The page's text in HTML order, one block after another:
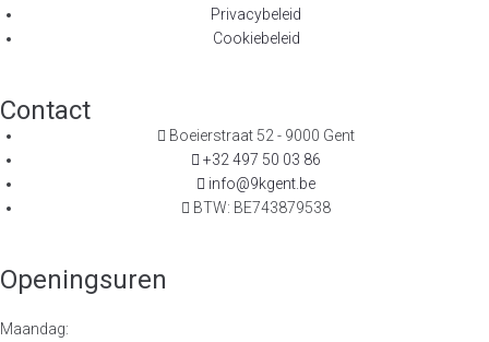
Privacybeleid
Cookiebeleid
Contact
Boeierstraat 52 - 9000 Gent
+32 497 50 03 86
info@9kgent.be
BTW: BE743879538
Openingsuren
Maandag: